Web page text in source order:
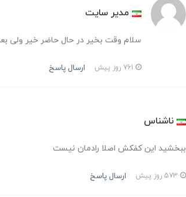
مدیر سایت
سلام وقت بخیر در حال حاضر خیر ولی
ارسال پاسخ
ناشناس
ببخشید این کفکش اصلا رادمان نیست
ارسال پاسخ